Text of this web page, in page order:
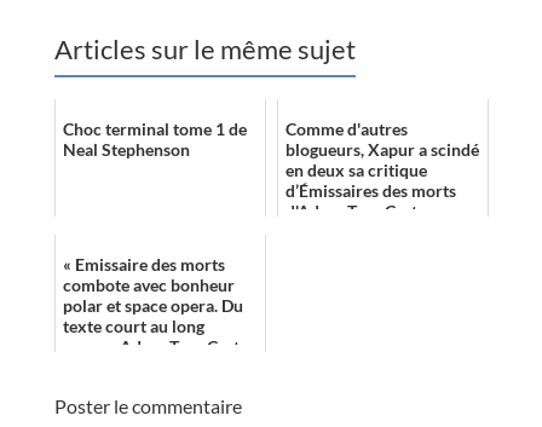
Articles sur le même sujet
Choc terminal tome 1 de
Neal Stephenson
Comme d'autres
blogueurs, Xapur a scindé
en deux sa critique
d’Émissaires des morts
d'Adam-Troy Castro
« Emissaire des morts
combote avec bonheur
polar et space opera. Du
texte court au long
roman, Adam-Troy Castro
Poster le commentaire